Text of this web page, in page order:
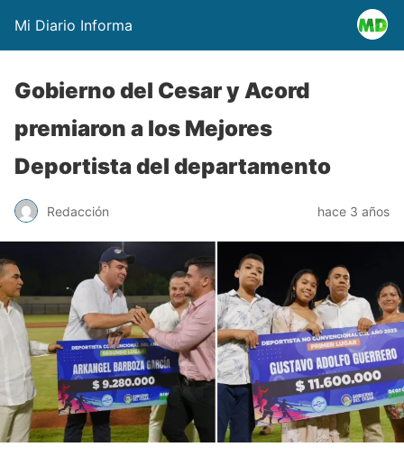
Mi Diario Informa
Gobierno del Cesar y Acord
premiaron a los Mejores
Deportista del departamento
Redacción hace 3 años